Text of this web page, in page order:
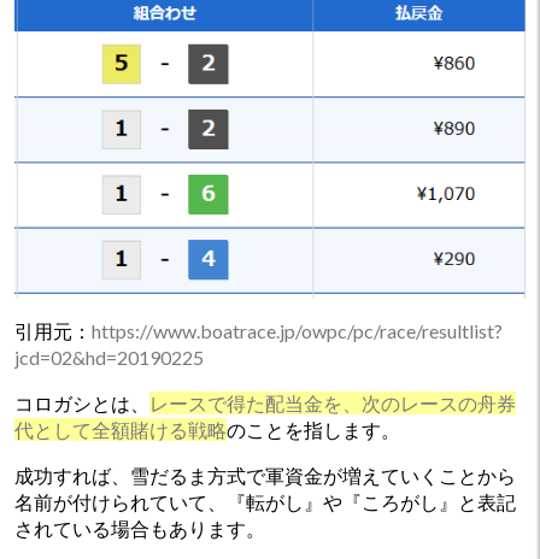
引用元： https://www.boatrace.jp/owpc/pc/race/resultlist?
jcd=02&hd=20190225
コロガシとは、
レースで得た配当金を、次のレースの舟券
代として全額賭ける戦略のことを指します。
成功すれば、雪だるま方式で軍資金が増えていくことから
名前が付けられていて、『転がし』や『ころがし』と表記
されている場合もあります。